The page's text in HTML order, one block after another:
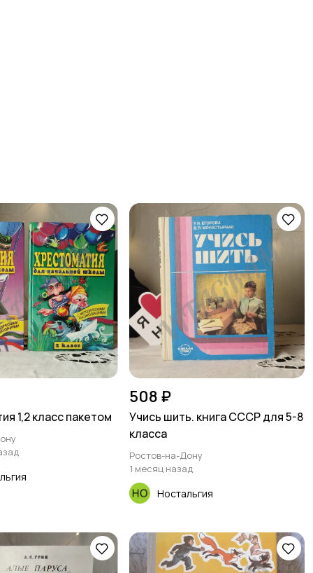
1,2 класс пакетом
508 ₽
Учись шить. книга СССР для 5-8
класса
Ростов-на-Дону
1 месяц назад
Ностальгия